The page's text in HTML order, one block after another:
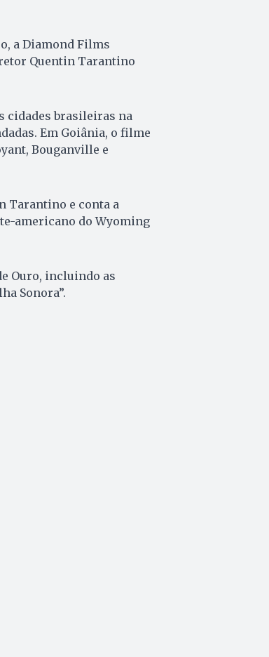
a Diamond Films
Quentin Tarantino
cidades brasileiras na
Em Goiânia, o filme
Bouganville e
Tarantino e conta a
americano do Wyoming
Ouro, incluindo as
Sonora”.